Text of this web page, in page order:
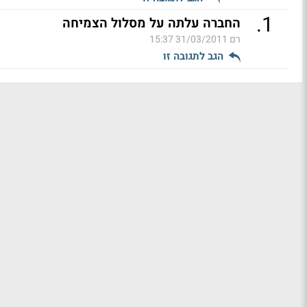
1
. החברה עלתה על מסלול הצמיחה
רם 31/03/2011 15:37
הגב לתגובה זו